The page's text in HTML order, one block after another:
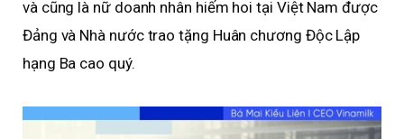
và cũng là nữ doanh nhân hiếm hoi tại Việt Nam được
Đảng và Nhà nước trao tặng Huân chương Độc Lập
hạng Ba cao quý.